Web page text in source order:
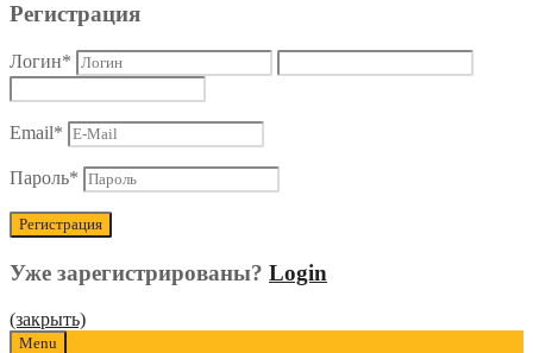
Регистрация
Логин*
Email*
Пароль*
Уже зарегистрированы? Login
(закрыть)
Menu